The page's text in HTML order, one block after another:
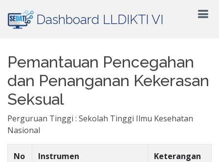
Dashboard LLDIKTI VI
Pemantauan Pencegahan
dan Penanganan Kekerasan
Seksual
Perguruan Tinggi : Sekolah Tinggi Ilmu Kesehatan
Nasional
No Instrumen Keterangan